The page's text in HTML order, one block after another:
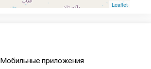
Leaflet
Мобильные приложения